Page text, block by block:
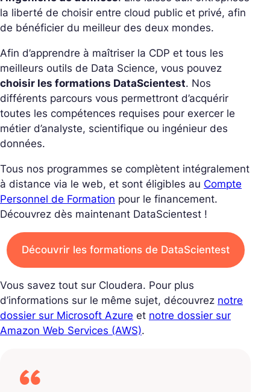
la liberté de choisir entre cloud public et privé, afin
de bénéficier du meilleur des deux mondes.
Afin d’apprendre à maîtriser la CDP et tous les
meilleurs outils de Data Science, vous pouvez
choisir les formations DataScientest. Nos
différents parcours vous permettront d’acquérir
toutes les compétences requises pour exercer le
métier d’analyste, scientifique ou ingénieur des
données.
Tous nos programmes se complètent intégralement
à distance via le web, et sont éligibles au Compte
Personnel de Formation pour le financement.
Découvrez dès maintenant DataScientest !
Découvrir les formations de DataScientest
Vous savez tout sur Cloudera. Pour plus
d’informations sur le même sujet, découvrez notre
dossier sur Microsoft Azure et notre dossier sur
Amazon Web Services (AWS).